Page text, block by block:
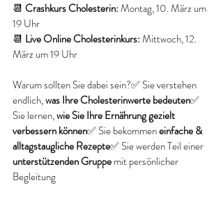
📆 Crashkurs Cholesterin: Montag, 10. März um
19 Uhr
📆 Live Online Cholesterinkurs: Mittwoch, 12.
März um 19 Uhr
Warum sollten Sie dabei sein?✅ Sie verstehen
endlich, was Ihre Cholesterinwerte bedeuten✅
Sie lernen, wie Sie Ihre Ernährung gezielt
verbessern können✅ Sie bekommen einfache &
alltagstaugliche Rezepte✅ Sie werden Teil einer
unterstützenden Gruppe mit persönlicher
Begleitung